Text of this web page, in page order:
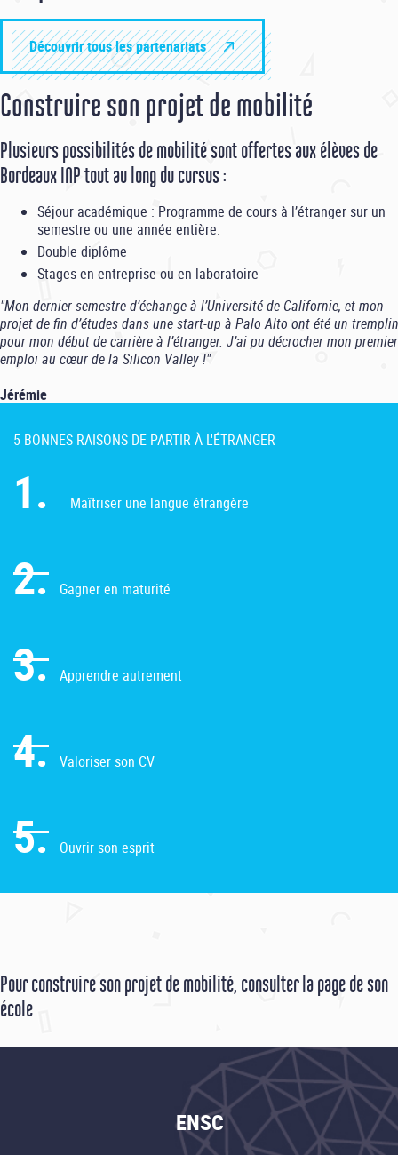
Découvrir tous les partenariats
Construire son projet de mobilité
Plusieurs possibilités de mobilité sont offertes aux élèves de
Bordeaux INP tout au long du cursus :
Séjour académique : Programme de cours à l’étranger sur un
semestre ou une année entière.
Double diplôme
Stages en entreprise ou en laboratoire
"Mon dernier semestre d’échange à l’Université de Californie, et mon
projet de fin d’études dans une start-up à Palo Alto ont été un tremplin
pour mon début de carrière à l’étranger. J’ai pu décrocher mon premier
emploi au cœur de la Silicon Valley !"
Jérémie
5 BONNES RAISONS DE PARTIR À L'ÉTRANGER
1. Maîtriser une langue étrangère
2. Gagner en maturité
3. Apprendre autrement
4. Valoriser son CV
5. Ouvrir son esprit
Pour construire son projet de mobilité, consulter la page de son
école
ENSC